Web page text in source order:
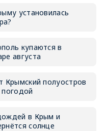
установилась
купаются в
августа
Крымский полуостров
в Крым и
солнце